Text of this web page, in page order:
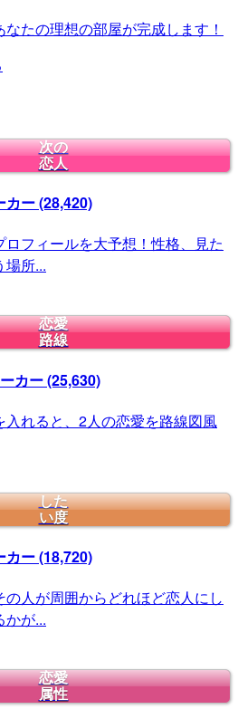
たの理想の部屋が完成します！
次の
恋人
カー(28,420)
フィールを大予想！性格、見た
場所...
恋愛
路線
カー(25,630)
入れると、2人の恋愛を路線図風
した
い度
カー(18,720)
人が周囲からどれほど恋人にし
かが...
恋愛
属性